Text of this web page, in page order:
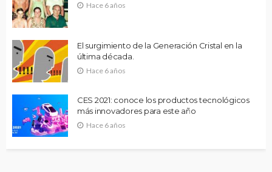
Hace 6 años
El surgimiento de la Generación Cristal en la
última década.
Hace 6 años
CES 2021: conoce los productos tecnológicos
más innovadores para este año
Hace 6 años